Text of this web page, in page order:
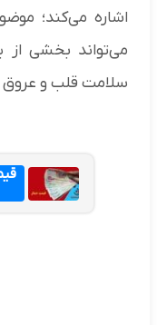
اشاره می‌کند؛
می‌تواند بخشی از
سلامت قلب و عروق